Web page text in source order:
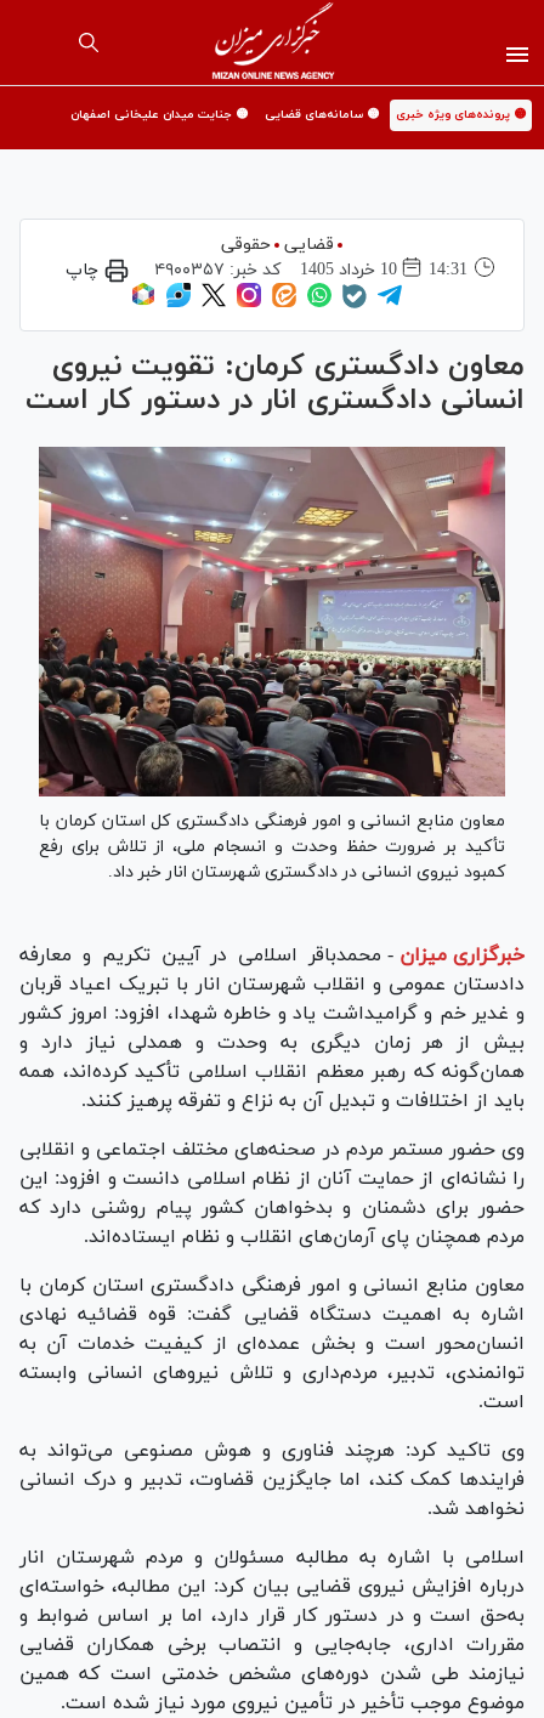
🟡 پرونده‌های ویژه خبری 🟡 سامانه‌های قضایی 🟡 جنایت میدان علیخانی اصفهان
قضایی حقوقی
14:31
10 خرداد 1405 کد خبر: ۴۹۰۰۳۵۷ چاپ
معاون دادگستری کرمان: تقویت نیروی
انسانی دادگستری انار در دستور کار است
معاون منابع انسانی و امور فرهنگی دادگستری کل استان کرمان با
تأکید بر ضرورت حفظ وحدت و انسجام ملی، از تلاش برای رفع
کمبود نیروی انسانی در دادگستری شهرستان انار خبر داد.
خبرگزاری میزان - محمدباقر اسلامی در آیین تکریم و معارفه
دادستان عمومی و انقلاب شهرستان انار با تبریک اعیاد قربان
و غدیر خم و گرامیداشت یاد و خاطره شهدا، افزود: امروز کشور
بیش از هر زمان دیگری به وحدت و همدلی نیاز دارد و
همان‌گونه که رهبر معظم انقلاب اسلامی تأکید کرده‌اند، همه
باید از اختلافات و تبدیل آن به نزاع و تفرقه پرهیز کنند.
وی حضور مستمر مردم در صحنه‌های مختلف اجتماعی و انقلابی
را نشانه‌ای از حمایت آنان از نظام اسلامی دانست و افزود: این
حضور برای دشمنان و بدخواهان کشور پیام روشنی دارد که
مردم همچنان پای آرمان‌های انقلاب و نظام ایستاده‌اند.
معاون منابع انسانی و امور فرهنگی دادگستری استان کرمان با
اشاره به اهمیت دستگاه قضایی گفت: قوه قضائیه نهادی
انسان‌محور است و بخش عمده‌ای از کیفیت خدمات آن به
توانمندی، تدبیر، مردم‌داری و تلاش نیرو‌های انسانی وابسته
است.
وی تاکید کرد: هرچند فناوری و هوش مصنوعی می‌تواند به
فرایند‌ها کمک کند، اما جایگزین قضاوت، تدبیر و درک انسانی
نخواهد شد.
اسلامی با اشاره به مطالبه مسئولان و مردم شهرستان انار
درباره افزایش نیروی قضایی بیان کرد: این مطالبه، خواسته‌ای
به‌حق است و در دستور کار قرار دارد، اما بر اساس ضوابط و
مقررات اداری، جابه‌جایی و انتصاب برخی همکاران قضایی
نیازمند طی شدن دوره‌های مشخص خدمتی است که همین
موضوع موجب تأخیر در تأمین نیروی مورد نیاز شده است.